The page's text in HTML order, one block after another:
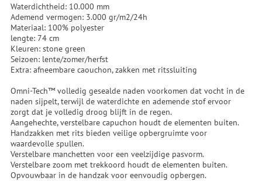
Waterdichtheid: 10.000 mm
Ademend vermogen: 3.000 gr/m2/24h
Materiaal: 100% polyester
lengte: 74 cm
Kleuren: stone green
Seizoen: lente/zomer/herfst
Extra: afneembare caouchon, zakken met ritssluiting
Omni-Tech™ volledig gesealde naden voorkomen dat vocht in de
naden sijpelt, terwijl de waterdichte en ademende stof ervoor
zorgt dat je volledig droog blijft in de regen.
Aangehechte, verstelbare capuchon houdt de elementen buiten.
Handzakken met rits bieden veilige opbergruimte voor
waardevolle spullen.
Verstelbare manchetten voor een veelzijdige pasvorm.
Verstelbare zoom met trekkoord houdt de elementen buiten.
Opvouwbaar in de handzak voor eenvoudig opbergen.